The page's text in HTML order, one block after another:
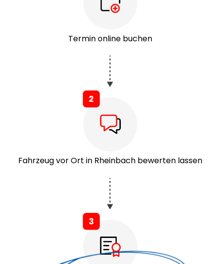
Termin online buchen
Fahrzeug vor Ort in Rheinbach bewerten lassen